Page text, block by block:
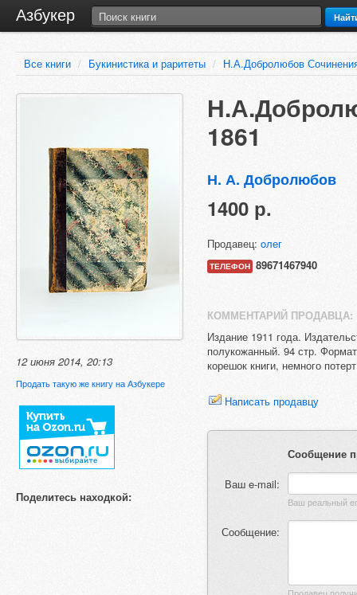
Азбукер
Все книги / Букинистика и раритеты / Н.А.Добролюбов
12 июня 2014, 20:13
Продать такую же книгу на Азбукере
Поделитесь находкой:
1861
Н. А. Добролюбов
1400 р.
Продавец: oлег
ТЕЛЕФОН 89671467940
КОММЕНТАРИЙ ПРОДАВЦА:
Издание 1911 года.
полукожанный. 94 стр.
корешок книги, немного
Написать продавцу
Сообщение
Ваш e-mail:
Сообщение: